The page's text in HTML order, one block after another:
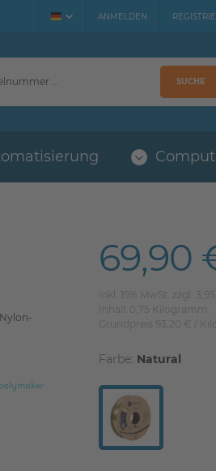
ANMELDEN
SUCHE
69,90
inkl. 19% MwSt. zzgl. 3,95
Inhalt
Kilogramm
93,20 € /
Farbe: Natural